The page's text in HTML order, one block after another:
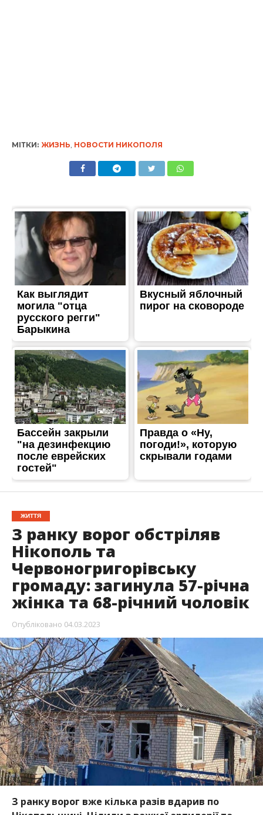
ЖИТТЯ
З ранку ворог обстріляв
Нікополь та
Червоногригорівську
громаду: загинула 57-річна
жінка та 68-річний чоловік
Опубліковано04.03.2023
З ранку ворог вже кілька разів вдарив по
Нікопольщині. Цілили з важкої артилерії та
РСЗВ.
Про це повідомляє Інформатор посилаючись на
повідомлення голови Дніпропетровської ОВА
Сергія Лисака.
У Червоногригорівській громаді загинуло дві
Пошкоджено 8 приватних будинків, 2 господарські